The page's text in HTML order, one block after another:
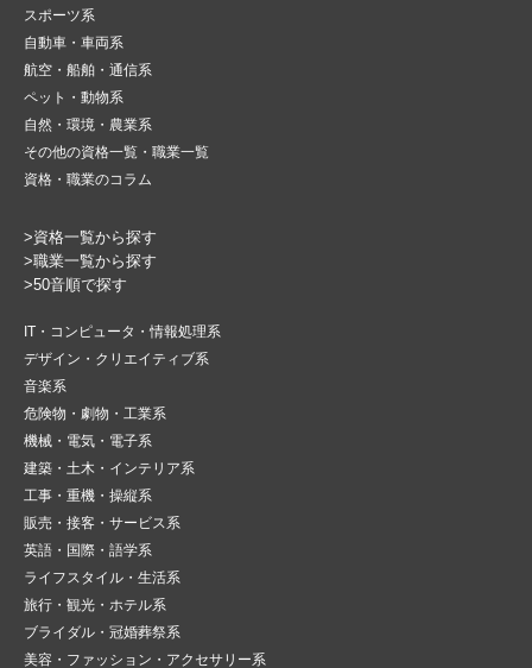
スポーツ系
自動車・車両系
航空・船舶・通信系
ペット・動物系
自然・環境・農業系
その他の資格一覧・職業一覧
資格・職業のコラム
>資格一覧から探す
>職業一覧から探す
>50音順で探す
IT・コンピュータ・情報処理系
デザイン・クリエイティブ系
音楽系
危険物・劇物・工業系
機械・電気・電子系
建築・土木・インテリア系
工事・重機・操縦系
販売・接客・サービス系
英語・国際・語学系
ライフスタイル・生活系
旅行・観光・ホテル系
ブライダル・冠婚葬祭系
美容・ファッション・アクセサリー系